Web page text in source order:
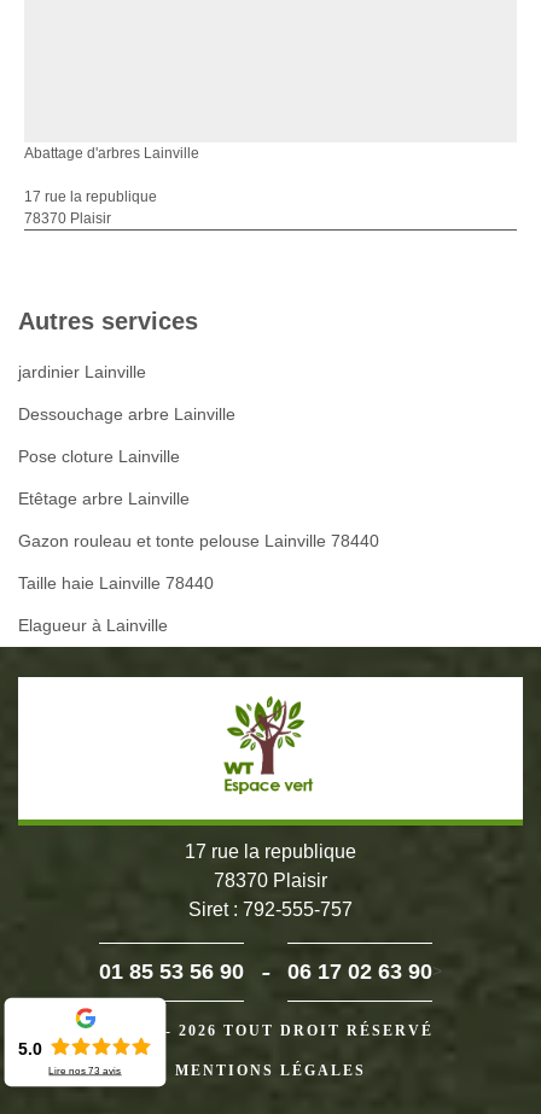
Abattage d'arbres Lainville
17 rue la republique
78370 Plaisir
Autres services
jardinier Lainville
Dessouchage arbre Lainville
Pose cloture Lainville
Etêtage arbre Lainville
Gazon rouleau et tonte pelouse Lainville 78440
Taille haie Lainville 78440
Elagueur à Lainville
17 rue la republique
78370 Plaisir
Siret : 792-555-757
01 85 53 56 90 - 06 17 02 63 90>
©2024 - 2026 TOUT DROIT RÉSERVÉ
MENTIONS LÉGALES
5.0
Lire nos73 avis